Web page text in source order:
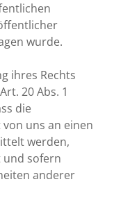
wurde.
ihres Rechts
20 Abs. 1
die
uns an einen
werden,
und sofern
anderer